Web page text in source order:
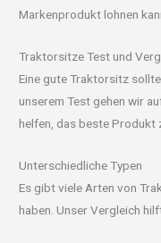
Markenprodukt lohnen
Traktorsitze Test und
Eine gute Traktorsitz
unserem Test gehen wir
helfen, das beste Produkt
Unterschiedliche Typen
Es gibt viele Arten von
haben. Unser Vergleich